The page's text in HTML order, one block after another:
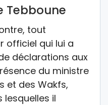
Tebboune
tout
officiel qui lui a
déclarations aux
du ministre
et des Wakfs,
lesquelles il